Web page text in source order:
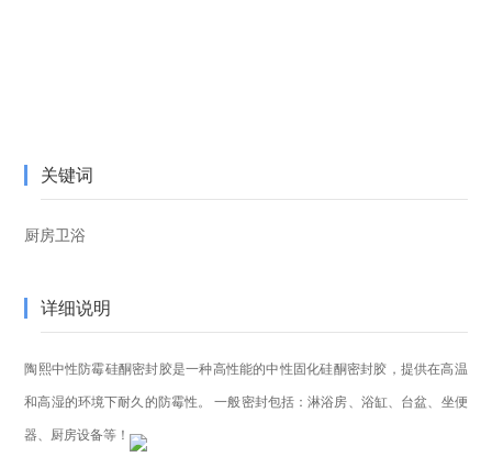
关键词
厨房卫浴
详细说明
陶熙中性防霉硅酮密封胶是一种高性能的中性固化硅酮密封胶，提供在高温
和高湿的环境下耐久的防霉性。 一般密封包括：淋浴房、浴缸、台盆、坐便
器、厨房设备等！